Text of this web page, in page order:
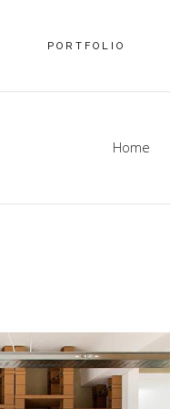
PORTFOLIO
Home